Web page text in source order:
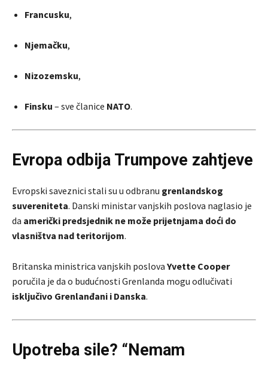
Francusku,
Njemačku,
Nizozemsku,
Finsku – sve članice NATO.
Evropa odbija Trumpove zahtjeve
Evropski saveznici stali su u odbranu grenlandskog
suvereniteta. Danski ministar vanjskih poslova naglasio je
da američki predsjednik ne može prijetnjama doći do
vlasništva nad teritorijom.
Britanska ministrica vanjskih poslova Yvette Cooper
poručila je da o budućnosti Grenlanda mogu odlučivati
isključivo Grenlanđani i Danska.
Upotreba sile? “Nemam